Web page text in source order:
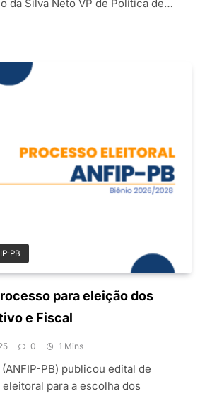
da Silva Neto VP de Política de…
PB
para eleição dos
e Fiscal
0 1 Mins
PB) publicou edital de
para a escolha dos